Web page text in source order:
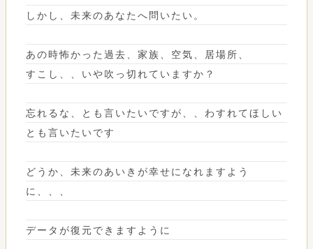
しかし、未来のあなたへ問いたい。
あの時怖かった過去、家族、空気、居場所、
すこし、、いや吹っ切れていますか？
忘れるな、とも言いたいですが、、わすれてほしい
とも言いたいです
どうか、未来のあいきが幸せになれますよう
に、、、
データが復元できますように